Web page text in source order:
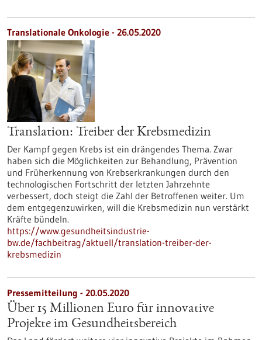
Translationale Onkologie - 26.05.2020
Translation: Treiber der Krebsmedizin
Der Kampf gegen Krebs ist ein drängendes Thema. Zwar
haben sich die Möglichkeiten zur Behandlung, Prävention
und Früherkennung von Krebserkrankungen durch den
technologischen Fortschritt der letzten Jahrzehnte
verbessert, doch steigt die Zahl der Betroffenen weiter. Um
dem entgegenzuwirken, will die Krebsmedizin nun verstärkt
Kräfte bündeln.
https://www.gesundheitsindustrie-
bw.de/fachbeitrag/aktuell/translation-treiber-der-
krebsmedizin
Pressemitteilung - 20.05.2020
Über 15 Millionen Euro für innovative
Projekte im Gesundheitsbereich